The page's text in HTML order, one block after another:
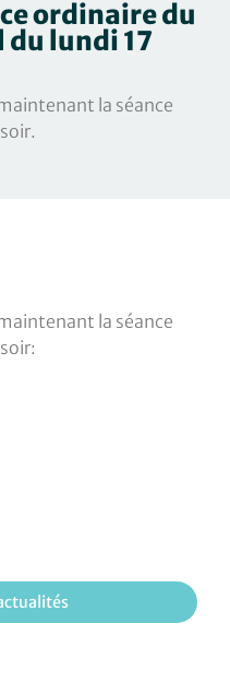
ordinaire du
lundi 17
la séance
la séance